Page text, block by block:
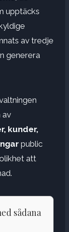
upptäcks
av tredje
generera
av
kunder,
public
att
sådana